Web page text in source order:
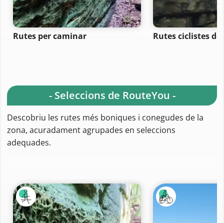
Rutes per caminar Rutes ciclistes de
- Seleccions de RouteYou -
Descobriu les rutes més boniques i conegudes de la
zona, acuradament agrupades en seleccions
adequades.